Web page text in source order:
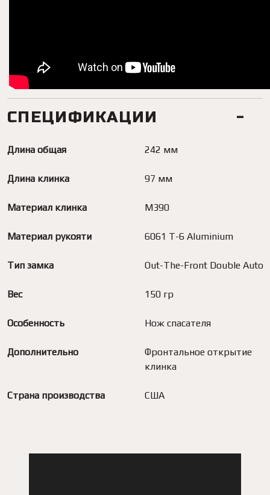
СПЕЦИФИКАЦИИ
Длина общая 242 мм
Длина клинка 97 мм
Материал клинка M390
Материал рукояти 6061 T-6 Aluminium
Тип замка Out-The-Front Double Auto
Вес 150 гр
Особенность Нож спасателя
Дополнительно
Фронтальное открытие
клинка
Страна производства США